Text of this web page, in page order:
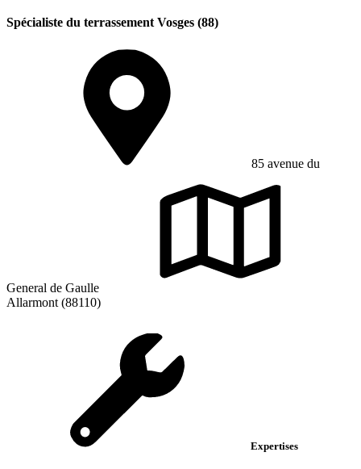
Spécialiste du terrassement Vosges (88)
85 avenue du
General de Gaulle
Allarmont (88110)
Expertises